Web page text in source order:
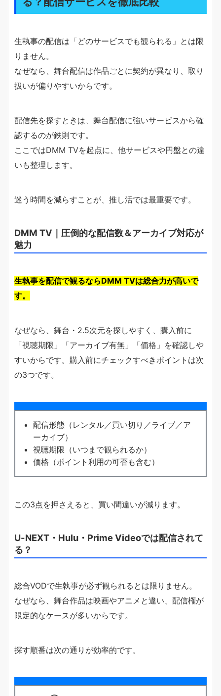
生執事の配信は「どのサービスでも観られる」とは限
りません。
なぜなら、舞台配信は作品ごとに契約が異なり、取り
扱いが偏りやすいからです。
配信先を探すときは、舞台配信に強いサービスから確
認するのが鉄則です。
ここではDMM TVを起点に、他サービスや円盤との違
いも整理します。
迷う時間を減らすことが、推し活では最重要です。
DMM TV｜圧倒的な配信数＆アーカイブ対応が
魅力
生執事を配信で観るならDMM TVは総合力が高いで
す。
なぜなら、舞台・2.5次元を探しやすく、購入前に
「視聴期限」「アーカイブ有無」「価格」を確認しや
すいからです。購入前にチェックすべきポイントは次
の3つです。
配信形態（レンタル／買い切り／ライブ／ア
ーカイブ）
視聴期限（いつまで観られるか）
価格（ポイント利用の可否も含む）
この3点を押さえると、買い間違いが減ります。
U-NEXT・Hulu・Prime Videoでは配信されて
る？
総合VODで生執事が必ず観られるとは限りません。
なぜなら、舞台作品は映画やアニメと違い、配信権が
限定的なケースが多いからです。
探す順番は次の通りが効率的です。